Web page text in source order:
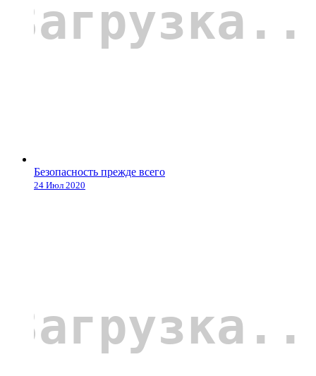
Безопасность прежде всего
24 Июл 2020